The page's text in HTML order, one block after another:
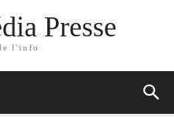
Presse
l'info